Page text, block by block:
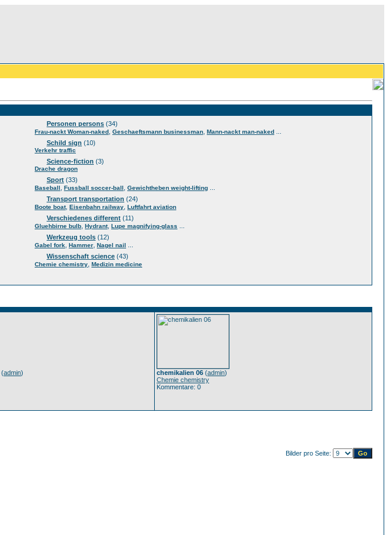
Personen persons (34)
Frau-nackt Woman-naked Geschaeftsmann businessman Mann-nackt man-naked
Schild sign (10)
Verkehr traffic
Science-fiction (3)
Drache dragon
Sport (33)
Baseball Fussball soccer-ball Gewichtheben weight-lifting
Transport transportation (24)
Boote boat, Eisenbahn railway Luftfahrt aviation
Verschiedenes different (11)
Gluehbirne bulb Hydrant, Lupe magnifying-glass
Werkzeug tools (12)
Gabel fork Hammer Nagel nail
Wissenschaft science (43)
Chemie chemistry Medizin medicine
(admin)
chemikalien 06 (admin)
Chemie chemistry
Kommentare: 0
Bilder pro Seite: